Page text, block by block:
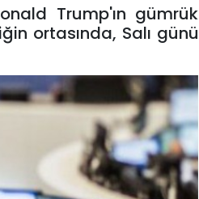
Trump'ın gümrük
ortasında, Salı günü